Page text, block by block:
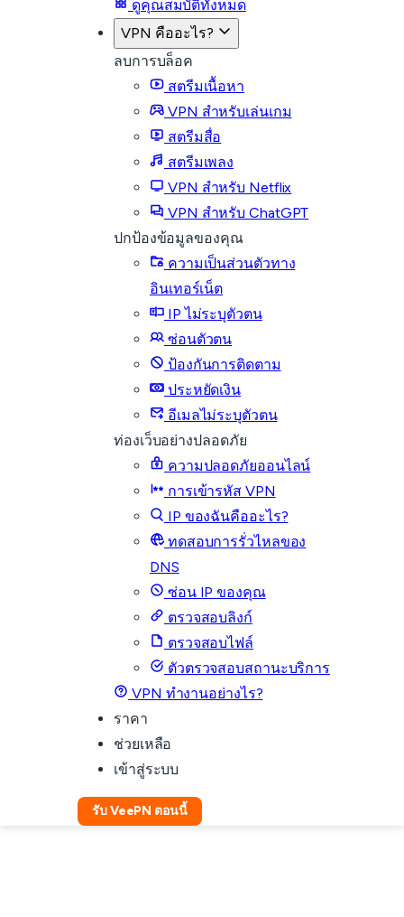
ดูคุณสมบัติทั้งหมด
VPN คืออะไร?
ลบการบล็อค
สตรีมเนื้อหา
VPN สำหรับเล่นเกม
สตรีมสื่อ
สตรีมเพลง
VPN สำหรับ Netflix
VPN สำหรับ ChatGPT
ปกป้องข้อมูลของคุณ
ความเป็นส่วนตัวทาง
อินเทอร์เน็ต
IP ไม่ระบุตัวตน
ซ่อนตัวตน
ป้องกันการติดตาม
ประหยัดเงิน
อีเมลไม่ระบุตัวตน
ท่องเว็บอย่างปลอดภัย
ความปลอดภัยออนไลน์
การเข้ารหัส VPN
IP ของฉันคืออะไร?
ทดสอบการรั่วไหลของ
DNS
ซ่อน IP ของคุณ
ตรวจสอบลิงก์
ตรวจสอบไฟล์
ตัวตรวจสอบสถานะบริการ
VPN ทำงานอย่างไร?
ราคา
ช่วยเหลือ
เข้าสู่ระบบ
รับ VeePN ตอนนี้